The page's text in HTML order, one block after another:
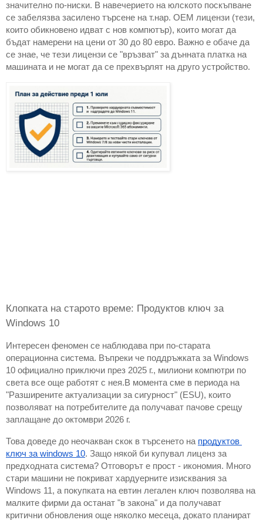
значително по-ниски. В навечерието на юлското поскъпване
се забелязва засилено търсене на т.нар. OEM лицензи (тези,
които обикновено идват с нов компютър), които могат да
бъдат намерени на цени от 30 до 80 евро. Важно е обаче да
се знае, че тези лицензи се "връзват" за дънната платка на
машината и не могат да се прехвърлят на друго устройство.
Клопката на старото време: Продуктов ключ за
Windows 10
Интересен феномен се наблюдава при по-старата
операционна система. Въпреки че поддръжката за Windows
10 официално приключи през 2025 г., милиони компютри по
света все още работят с нея.В момента сме в периода на
"Разширените актуализации за сигурност" (ESU), които
позволяват на потребителите да получават пачове срещу
заплащане до октомври 2026 г.
Това доведе до неочакван скок в търсенето на продуктов
ключ за windows 10. Защо някой би купувал лиценз за
предходната система? Отговорът е прост - икономия. Много
стари машини не покриват хардуерните изисквания за
Windows 11, а покупката на евтин легален ключ позволява на
малките фирми да останат "в закона" и да получават
критични обновления още няколко месеца, докато планират